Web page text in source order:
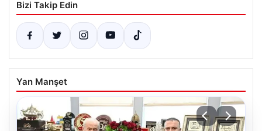
Bizi Takip Edin
Yan Manşet